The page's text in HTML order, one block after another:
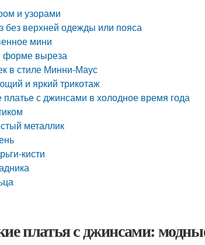
и узорами
без верхней одежды или пояса
мини
форме выреза
в стиле Минни-Маус
и яркий трикотаж
платье с джинсами в холодное время года
металлик
кисти
платья с джинсами: